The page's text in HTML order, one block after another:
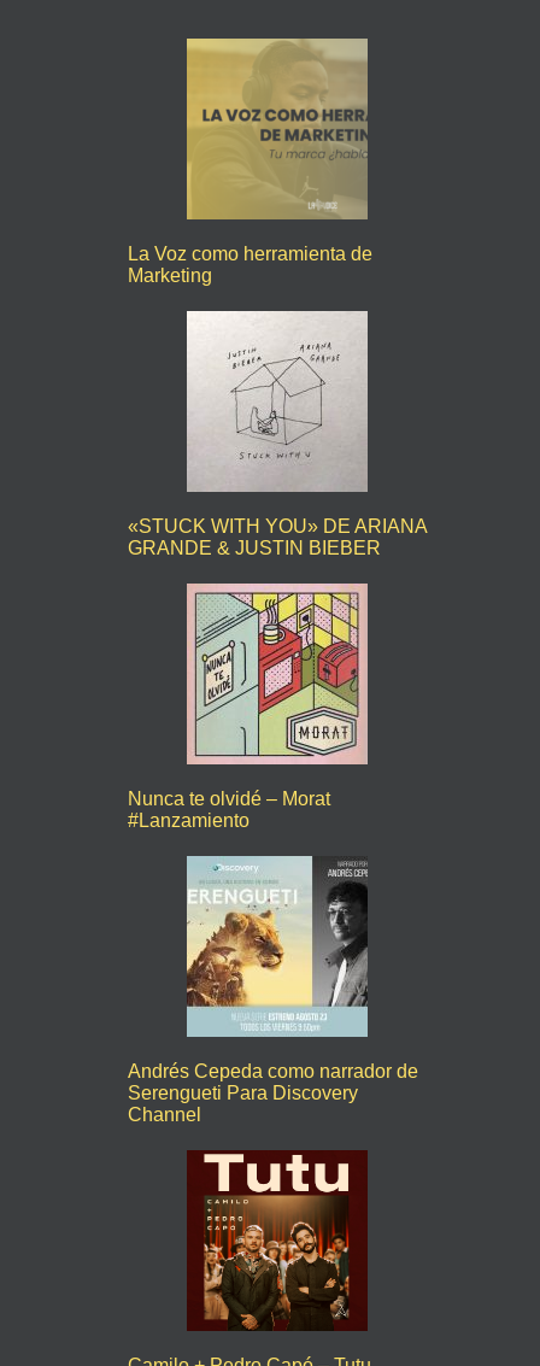
La Voz como herramienta de
Marketing
«STUCK WITH YOU» DE ARIANA
GRANDE & JUSTIN BIEBER
Nunca te olvidé – Morat
#Lanzamiento
Andrés Cepeda como narrador de
Serengueti Para Discovery
Channel